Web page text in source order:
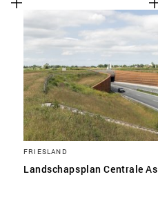
FRIESLAND
Landschapsplan Centrale As